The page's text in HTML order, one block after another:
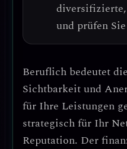
und prüfen
Beruflich bedeutet
Sichtbarkeit und
für Ihre Leistungen
strategisch für Ihr
Reputation. Der